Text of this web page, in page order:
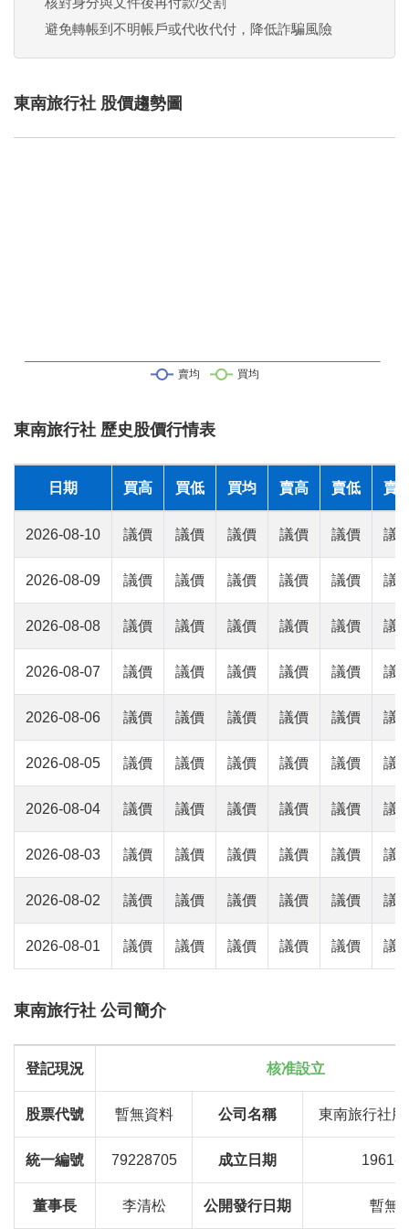
避免轉帳到不明帳戶或代收代付，降低詐騙風險
東南旅行社 股價趨勢圖
東南旅行社 歷史股價行情表
日期 買高 買低 買均 賣高 賣低 賣
2026-08-10 議價 議價 議價 議價 議價 議
2026-08-09 議價 議價 議價 議價 議價 議
2026-08-08 議價 議價 議價 議價 議價 議
2026-08-07 議價 議價 議價 議價 議價 議
2026-08-06 議價 議價 議價 議價 議價 議
2026-08-05 議價 議價 議價 議價 議價 議
2026-08-04 議價 議價 議價 議價 議價 議
2026-08-03 議價 議價 議價 議價 議價 議
2026-08-02 議價 議價 議價 議價 議價 議
2026-08-01 議價 議價 議價 議價 議價 議
東南旅行社 公司簡介
登記現況 核准設立
股票代號 暫無資料 公司名稱 東南旅行社
統一編號 79228705 成立日期 1961-
董事長 李清松 公開發行日期 暫無